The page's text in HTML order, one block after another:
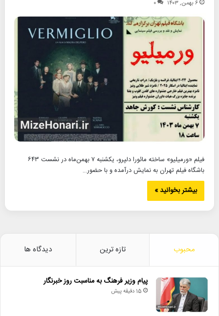
۶ بهمن, ۱۴۰۳ ۰
فیلم «ورمیلیو» ساخته مائورا دلپرو، یکشنبه ۷ بهمن‌ماه در نشست ۶۴۳
باشگاه فیلم تهران به نمایش درآمده و با حضور…
بیشتر بخوانید »
محبوب تازه ترین دیدگاه ها
پیام وزیر فرهنگ به مناسبت روز خبرنگار
15 دقیقه پیش